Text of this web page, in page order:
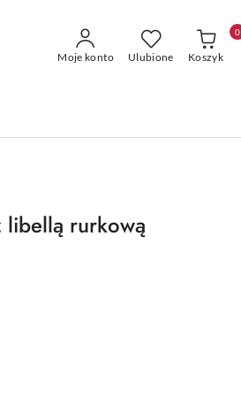
Moje konto Ulubione Koszyk
0
libellą rurkową